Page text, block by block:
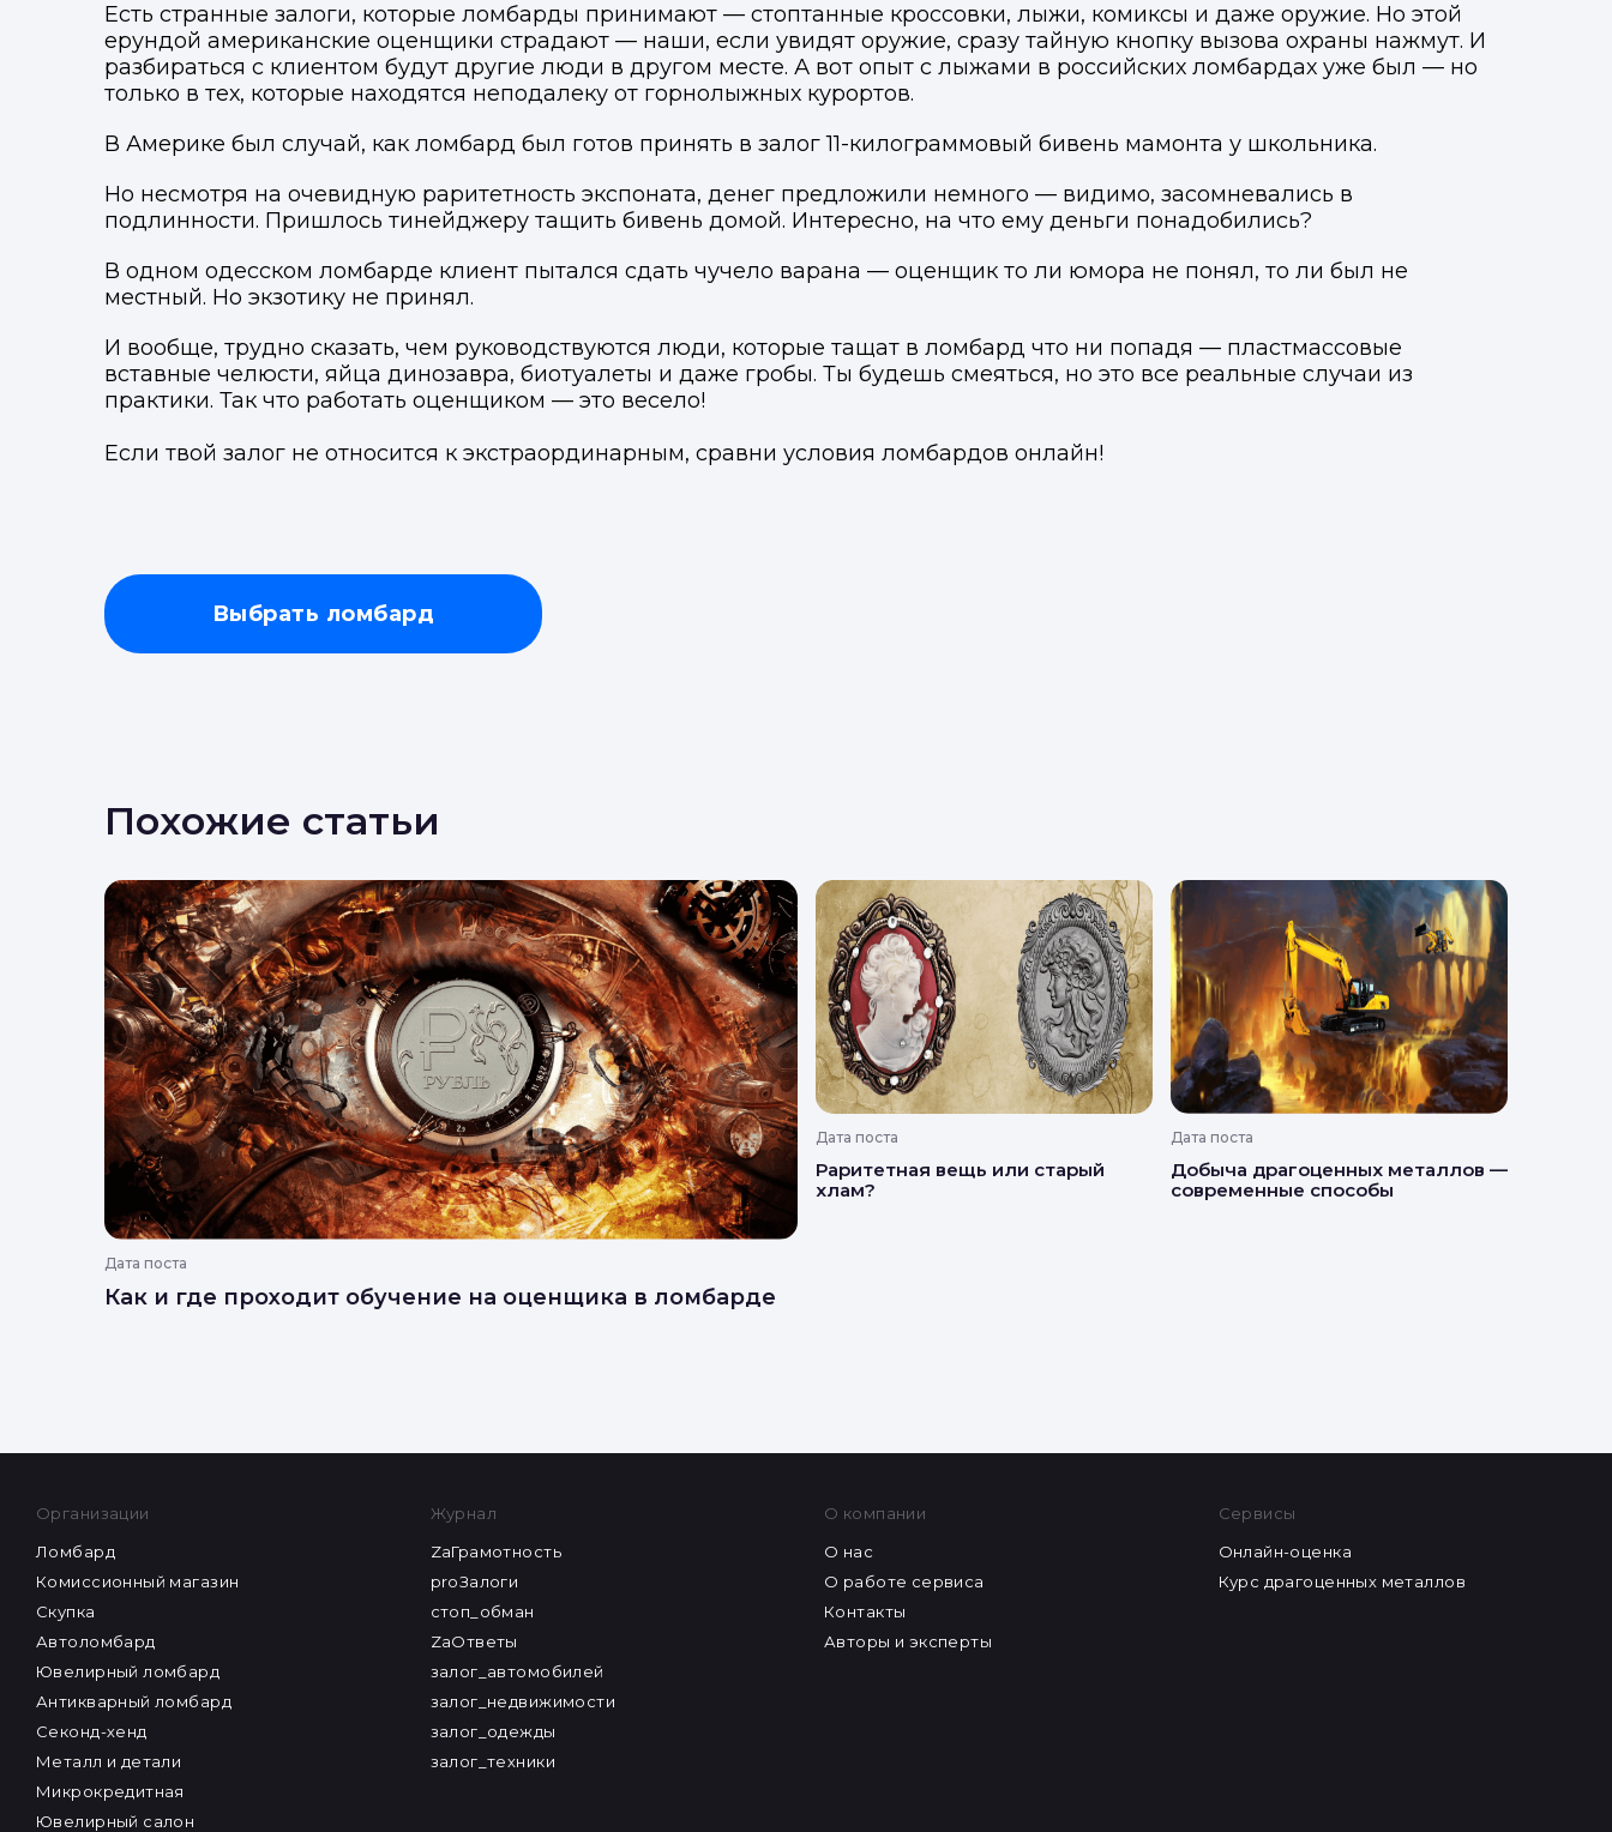
Войти в профиль
Мы отправим код для входа на ваш номер телефона.
Телефон
Подать заявку
Отправьте заявку через мессенджер-бот — магазины увидят её и пришлют предложения. Фото, описание и AI-оценка
Telegram
или подайте через форму на сайте
Войти в ЛК и заполнить форму
Подать заявку
Отправьте заявку через мессенджер-бот — магазины увидят её и пришлют предложения. Фото, описание и AI-оценка
Telegram
или подайте через форму на сайте
Войти в ЛК и заполнить форму
Есть странные залоги, которые ломбарды принимают — стоптанные кроссовки, лыжи, комиксы и даже оружие. Но этой
ерундой американские оценщики страдают — наши, если увидят оружие, сразу тайную кнопку вызова охраны нажмут. И
разбираться с клиентом будут другие люди в другом месте. А вот опыт с лыжами в российских ломбардах уже был — но
только в тех, которые находятся неподалеку от горнолыжных курортов.
В Америке был случай, как ломбард был готов принять в залог 11-килограммовый бивень мамонта у школьника.
Но несмотря на очевидную раритетность экспоната, денег предложили немного — видимо, засомневались в
подлинности. Пришлось тинейджеру тащить бивень домой. Интересно, на что ему деньги понадобились?
В одном одесском ломбарде клиент пытался сдать чучело варана — оценщик то ли юмора не понял, то ли был не
местный. Но экзотику не принял.
И вообще, трудно сказать, чем руководствуются люди, которые тащат в ломбард что ни попадя — пластмассовые
вставные челюсти, яйца динозавра, биотуалеты и даже гробы. Ты будешь смеяться, но это все реальные случаи из
практики. Так что работать оценщиком — это весело!
Если твой залог не относится к экстраординарным, сравни условия ломбардов онлайн!
Выбрать ломбард
Похожие статьи
Дата поста
Как и где проходит обучение на оценщика в ломбарде
Дата поста
Раритетная вещь или старый
хлам?
Дата поста
Добыча драгоценных металлов —
современные способы
Организации
Ломбард
Комиссионный магазин
Скупка
Автоломбард
Ювелирный ломбард
Антикварный ломбард
Секонд-хенд
Металл и детали
Микрокредитная
Ювелирный салон
Журнал
ZaГрамотность
proЗалоги
стоп_обман
ZaОтветы
залог_автомобилей
залог_недвижимости
залог_одежды
залог_техники
О компании
О нас
О работе сервиса
Контакты
Авторы и эксперты
Сервисы
Онлайн-оценка
Курс драгоценных металлов